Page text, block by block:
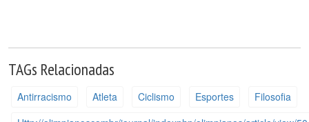
TAGs Relacionadas
Antirracismo Atleta Ciclismo Esportes
Filosofia